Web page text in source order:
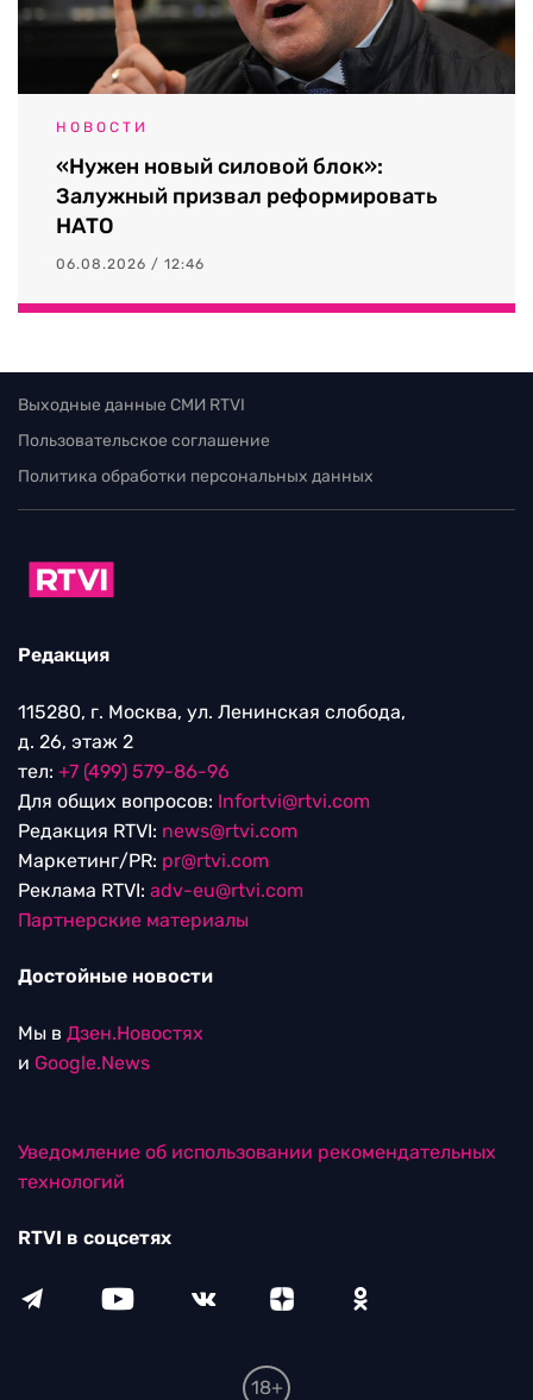
НОВОСТИ
«Нужен новый силовой блок»:
Залужный призвал реформировать
НАТО
06.08.2026 / 12:46
Выходные данные СМИ RTVI
Пользовательское соглашение
Политика обработки персональных данных
Редакция
115280, г. Москва, ул. Ленинская слобода,
д. 26, этаж 2
тел: +7 (499) 579-86-96
Для общих вопросов: Infortvi@rtvi.com
Редакция RTVI: news@rtvi.com
Маркетинг/PR: pr@rtvi.com
Реклама RTVI: adv-eu@rtvi.com
Партнерские материалы
Достойные новости
Мы в Дзен.Новостях
и Google.News
Уведомление об использовании рекомендательных
технологий
RTVI в соцсетях
18+